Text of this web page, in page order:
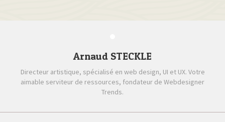
Arnaud STECKLE
Directeur artistique, spécialisé en web design, UI et UX. Votre
aimable serviteur de ressources, fondateur de Webdesigner
Trends.